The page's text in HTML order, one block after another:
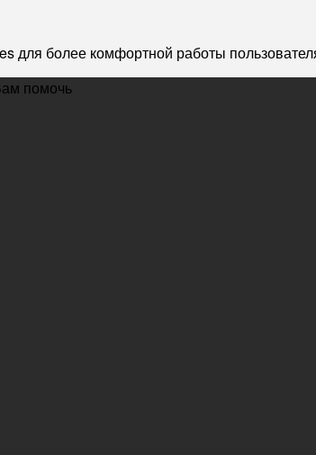
для более комфортной работы
помочь